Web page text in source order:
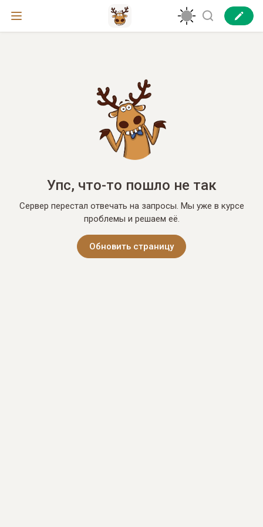
Упс, что-то пошло не так
Сервер перестал отвечать на запросы. Мы уже в курсе
проблемы и решаем её.
Обновить страницу